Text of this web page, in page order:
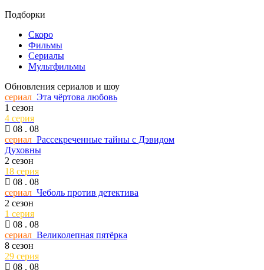
Подборки
Скоро
Фильмы
Сериалы
Мультфильмы
Обновления сериалов и шоу
сериал Эта чёртова любовь
1 сезон
4 серия
08 . 08
сериал Рассекреченные тайны с Дэвидом
Духовны
2 сезон
18 серия
08 . 08
сериал Чеболь против детектива
2 сезон
1 серия
08 . 08
сериал Великолепная пятёрка
8 сезон
29 серия
08 . 08